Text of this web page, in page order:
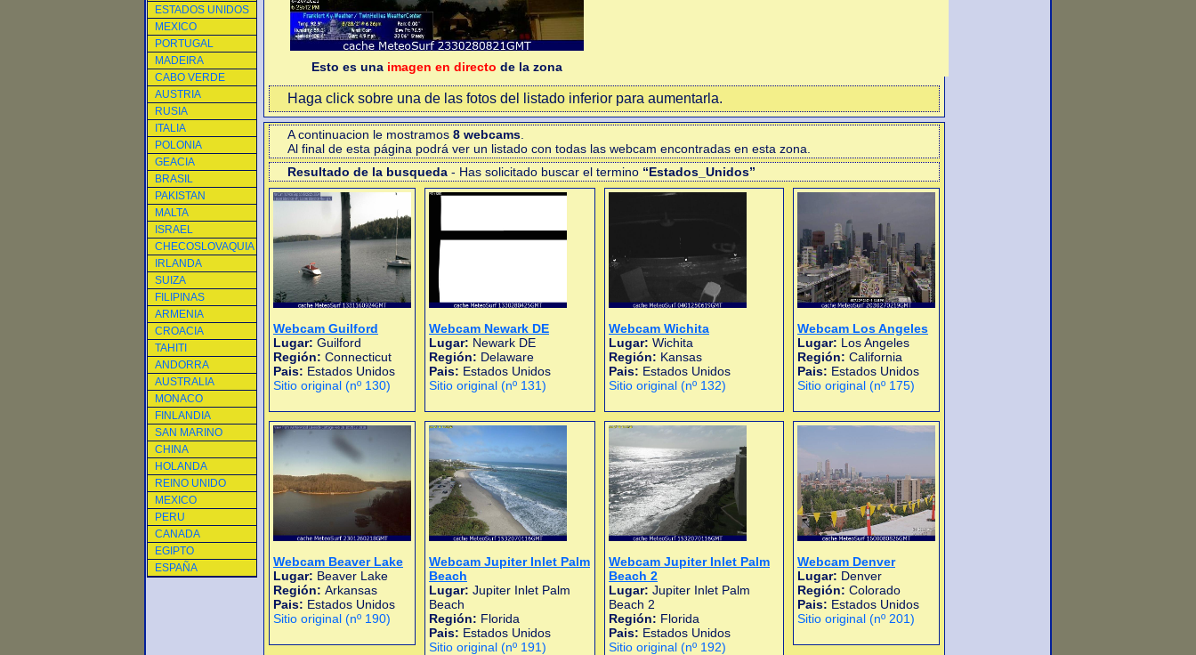
ESTADOS UNIDOS
MEXICO
PORTUGAL
MADEIRA
CABO VERDE
AUSTRIA
RUSIA
ITALIA
POLONIA
GEACIA
BRASIL
PAKISTAN
MALTA
ISRAEL
CHECOSLOVAQUIA
IRLANDA
SUIZA
FILIPINAS
ARMENIA
CROACIA
TAHITI
ANDORRA
AUSTRALIA
MONACO
FINLANDIA
SAN MARINO
CHINA
HOLANDA
REINO UNIDO
MEXICO
PERU
CANADA
EGIPTO
ESPAÑA
Esto es una imagen en directo de la zona
Haga click sobre una de las fotos del listado inferior para aumentarla.
A continuacion le mostramos 8 webcams
Al final de esta página podrá ver un listado con todas las webcam encontradas en esta zona.
Resultado de la busqueda - Has solicitado buscar el termino “Estados_Unidos”
Webcam Guilford
Lugar: Guilford
Región: Connecticut
Pais: Estados Unidos
Sitio original (nº 130)
Webcam Newark DE
Lugar: Newark DE
Región: Delaware
Pais: Estados Unidos
Sitio original (nº 131)
Webcam Wichita
Lugar: Wichita
Región: Kansas
Pais: Estados Unidos
Sitio original (nº 132)
Webcam Los Angeles
Lugar: Los Angeles
Región: California
Pais: Estados Unidos
Sitio original (nº 175)
Webcam Beaver Lake
Lugar: Beaver Lake
Región: Arkansas
Pais: Estados Unidos
Sitio original (nº 190)
Webcam Jupiter Inlet Palm
Beach
Lugar: Jupiter Inlet Palm
Beach
Región: Florida
Pais: Estados Unidos
Sitio original (nº 191)
Webcam Jupiter Inlet Palm
Beach 2
Lugar: Jupiter Inlet Palm
Beach 2
Región: Florida
Pais: Estados Unidos
Sitio original (nº 192)
Webcam Denver
Lugar: Denver
Región: Colorado
Pais: Estados Unidos
Sitio original (nº 201)